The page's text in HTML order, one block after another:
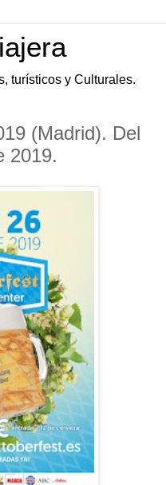
turísticos y Culturales.
(Madrid). Del
2019.